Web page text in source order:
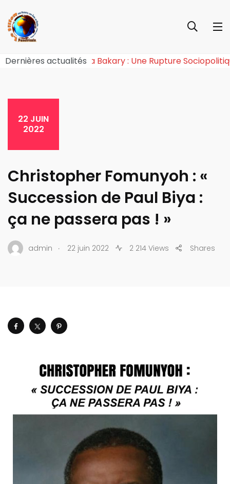
Dernières actualités
de l’Effet Tchiroma Bakary : Une Rupture
22 JUIN
2022
Christopher Fomunyoh : «
Succession de Paul Biya :
ça ne passera pas ! »
admin . 22 juin 2022 2 214 Views Shares